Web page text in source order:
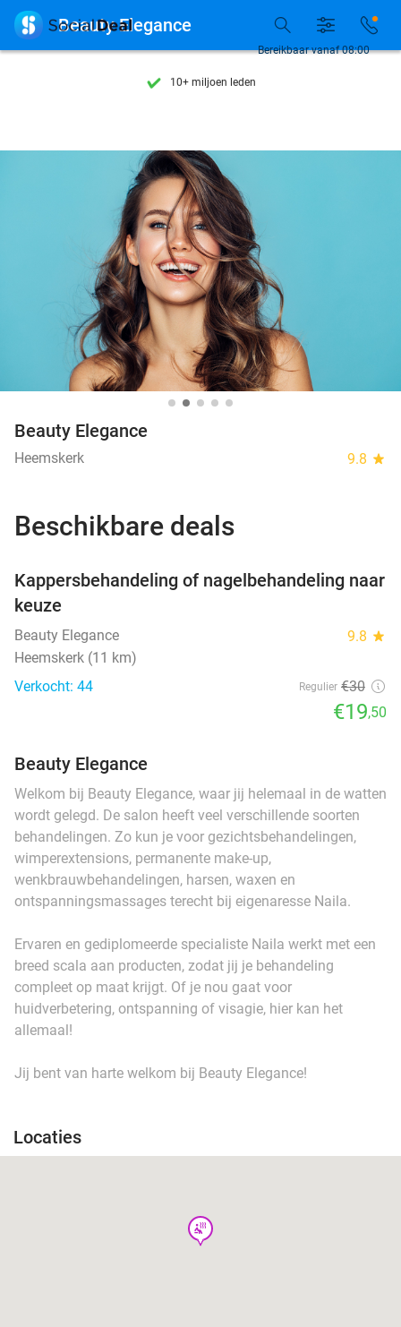
7 dagen per week beschikbaar
10+ miljoen leden
7 dagen per week beschikbaar
10+ miljoen leden
Bereikbaar vanaf 08:00
 Beauty Elegance
Beauty Elegance
Heemskerk 9.8 star
Beschikbare deals
Kappersbehandeling of nagelbehandeling naar
keuze
Beauty Elegance 9.8 star
Heemskerk (11 km)
Verkocht: 44
Regulier €30
€19,50
Beauty Elegance
Welkom bij Beauty Elegance, waar jij helemaal in de watten
wordt gelegd. De salon heeft veel verschillende soorten
behandelingen. Zo kun je voor gezichtsbehandelingen,
wimperextensions, permanente make-up,
wenkbrauwbehandelingen, harsen, waxen en
ontspanningsmassages terecht bij eigenaresse Naila.
Ervaren en gediplomeerde specialiste Naila werkt met een
breed scala aan producten, zodat jij je behandeling
compleet op maat krijgt. Of je nou gaat voor
huidverbetering, ontspanning of visagie, hier kan het
allemaal!
Jij bent van harte welkom bij Beauty Elegance!
Locaties
wellness